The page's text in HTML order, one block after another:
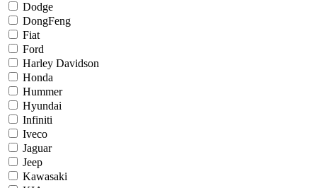
Dodge
DongFeng
Fiat
Ford
Harley Davidson
Honda
Hummer
Hyundai
Infiniti
Iveco
Jaguar
Jeep
Kawasaki